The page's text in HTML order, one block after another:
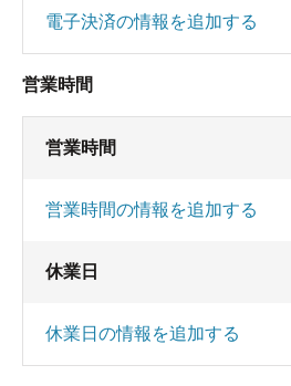
電子決済の情報を追加する
営業時間
営業時間
営業時間の情報を追加する
休業日
休業日の情報を追加する